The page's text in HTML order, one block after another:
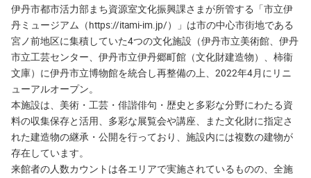
伊丹市都市活力部まち資源室文化振興課さまが所管する「市立伊
丹ミュージアム（https://itami-im.jp/）」は市の中心市街地である
宮ノ前地区に集積していた4つの文化施設（伊丹市立美術館、伊丹
市立工芸センター、伊丹市立伊丹郷町館（文化財建造物）、柿衞
文庫）に伊丹市立博物館を統合し再整備の上、2022年4月にリニ
ューアルオープン。
本施設は、美術・工芸・俳諧俳句・歴史と多彩な分野にわたる資
料の収集保存と活用、多彩な展覧会や講座、また文化財に指定さ
れた建造物の継承・公開を行っており、施設内には複数の建物が
存在しています。
来館者の人数カウントは各エリアで実施されているものの、全施